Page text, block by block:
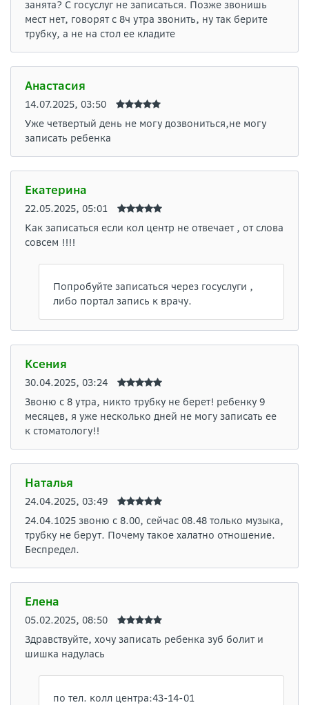
занята? С госуслуг не записаться. Позже звонишь
мест нет, говорят с 8ч утра звонить, ну так берите
трубку, а не на стол ее кладите
Анастасия
14.07.2025, 03:50
Уже четвертый день не могу дозвониться,не могу
записать ребенка
Екатерина
22.05.2025, 05:01
Как записаться если кол центр не отвечает , от слова
совсем !!!!
Попробуйте записаться через госуслуги ,
либо портал запись к врачу.
Ксения
30.04.2025, 03:24
Звоню с 8 утра, никто трубку не берет! ребенку 9
месяцев, я уже несколько дней не могу записать ее
к стоматологу!!
Наталья
24.04.2025, 03:49
24.04.1025 звоню с 8.00, сейчас 08.48 только музыка,
трубку не берут. Почему такое халатно отношение.
Беспредел.
Елена
05.02.2025, 08:50
Здравствуйте, хочу записать ребенка зуб болит и
шишка надулась
по тел. колл центра:43-14-01